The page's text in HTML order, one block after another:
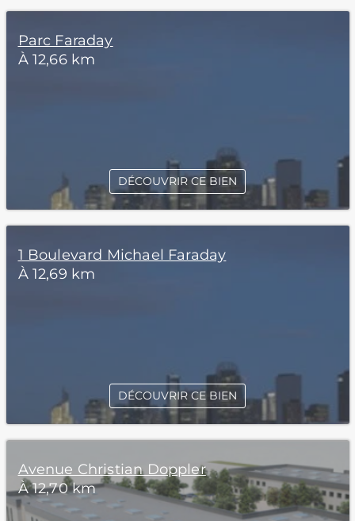
Parc Faraday
À 12,66 km
DÉCOUVRIR CE BIEN
1 Boulevard Michael Faraday
À 12,69 km
DÉCOUVRIR CE BIEN
Avenue Christian Doppler
À 12,70 km